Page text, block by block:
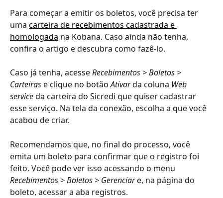
Para começar a emitir os boletos, você precisa ter
uma carteira de recebimentos cadastrada e
homologada na Kobana. Caso ainda não tenha,
confira o artigo e descubra como fazê-lo.
Caso já tenha, acesse Recebimentos > Boletos >
Carteiras e clique no botão Ativar da coluna Web
service da carteira do Sicredi que quiser cadastrar
esse serviço. Na tela da conexão, escolha a que você
acabou de criar.
Recomendamos que, no final do processo, você
emita um boleto para confirmar que o registro foi
feito. Você pode ver isso acessando o menu
Recebimentos > Boletos > Gerenciar e, na página do
boleto, acessar a aba registros.